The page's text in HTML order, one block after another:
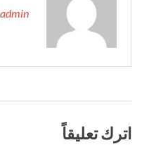
→
اترك تعليقاً